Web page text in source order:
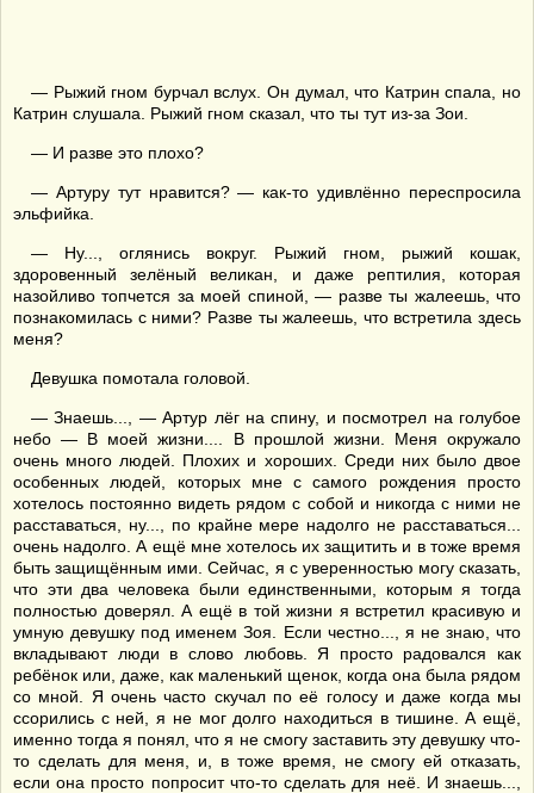
— Рыжий гном бурчал вслух. Он думал, что Катрин спала, но
Катрин слушала. Рыжий гном сказал, что ты тут из-за Зои.
— И разве это плохо?
— Артуру тут нравится? — как-то удивлённо переспросила
эльфийка.
— Ну..., оглянись вокруг. Рыжий гном, рыжий кошак,
здоровенный зелёный великан, и даже рептилия, которая
назойливо топчется за моей спиной, — разве ты жалеешь, что
познакомилась с ними? Разве ты жалеешь, что встретила здесь
меня?
Девушка помотала головой.
— Знаешь..., — Артур лёг на спину, и посмотрел на голубое
небо — В моей жизни.... В прошлой жизни. Меня окружало
очень много людей. Плохих и хороших. Среди них было двое
особенных людей, которых мне с самого рождения просто
хотелось постоянно видеть рядом с собой и никогда с ними не
расставаться, ну..., по крайне мере надолго не расставаться...
очень надолго. А ещё мне хотелось их защитить и в тоже время
быть защищённым ими. Сейчас, я с уверенностью могу сказать,
что эти два человека были единственными, которым я тогда
полностью доверял. А ещё в той жизни я встретил красивую и
умную девушку под именем Зоя. Если честно..., я не знаю, что
вкладывают люди в слово любовь. Я просто радовался как
ребёнок или, даже, как маленький щенок, когда она была рядом
со мной. Я очень часто скучал по её голосу и даже когда мы
ссорились с ней, я не мог долго находиться в тишине. А ещё,
именно тогда я понял, что я не смогу заставить эту девушку что-
то сделать для меня, и, в тоже время, не смогу ей отказать,
если она просто попросит что-то сделать для неё. И знаешь...,